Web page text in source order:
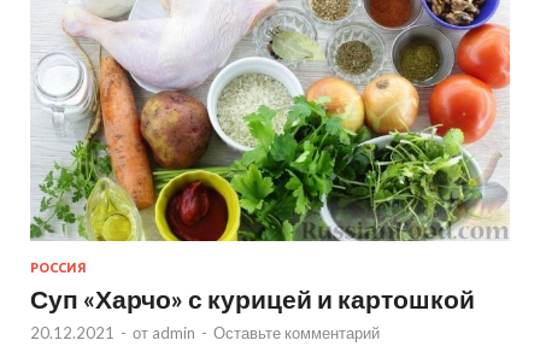
РОССИЯ
Суп «Харчо» с курицей и картошкой
20.12.2021 - от admin - Оставьте комментарий